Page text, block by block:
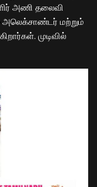
அணி தலைவி
அலெக்சாண்டர் மற்றும்
முடிவில்